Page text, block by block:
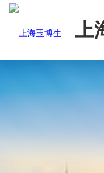
上